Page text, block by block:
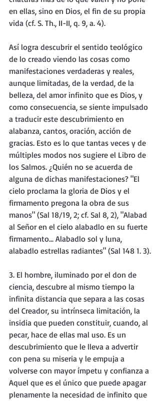
en ellas, sino en Dios, el fin de su propia
vida (cf. S. Th., II-II, q. 9, a. 4).
Así logra descubrir el sentido teológico
de lo creado viendo las cosas como
manifestaciones verdaderas y reales,
aunque limitadas, de la verdad, de la
belleza, del amor infinito que es Dios, y
como consecuencia, se siente impulsado
a traducir este descubrimiento en
alabanza, cantos, oración, acción de
gracias. Esto es lo que tantas veces y de
múltiples modos nos sugiere el Libro de
los Salmos. ¿Quién no se acuerda de
alguna de dichas manifestaciones? "El
cielo proclama la gloria de Dios y el
firmamento pregona la obra de sus
manos" (Sal 18/19, 2; cf. Sal 8, 2), "Alabad
al Señor en el cielo alabadlo en su fuerte
firmamento... Alabadlo sol y luna,
alabadlo estrellas radiantes" (Sal 148 1. 3).
3. El hombre, iluminado por el don de
ciencia, descubre al mismo tiempo la
infinita distancia que separa a las cosas
del Creador, su intrínseca limitación, la
insidia que pueden constituir, cuando, al
pecar, hace de ellas mal uso. Es un
descubrimiento que le lleva a advertir
con pena su miseria y le empuja a
volverse con mayor ímpetu y confianza a
Aquel que es el único que puede apagar
plenamente la necesidad de infinito que